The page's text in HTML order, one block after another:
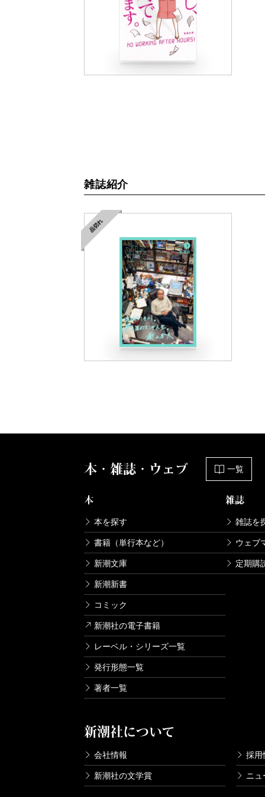
雑誌紹介
品切れ
本・雑誌・ウェブ 一覧
本
本を探す
書籍（単行本など）
新潮文庫
新潮新書
コミック
新潮社の電子書籍
レーベル・シリーズ一覧
発行形態一覧
著者一覧
雑誌
雑誌を
ウェブ
定期購
新潮社について
会社情報 採用
新潮社の文学賞 ニュ